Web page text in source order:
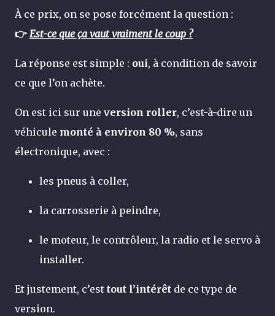
À ce prix, on se pose forcément la question :
👉 Est-ce que ça vaut vraiment le coup ?
La réponse est simple : oui, à condition de savoir
ce que l’on achète.
On est ici sur une version roller, c’est-à-dire un
véhicule monté à environ 80 %, sans
électronique, avec :
les pneus à coller,
la carrosserie à peindre,
le moteur, le contrôleur, la radio et le servo à
installer.
Et justement, c’est tout l’intérêt de ce type de
version.